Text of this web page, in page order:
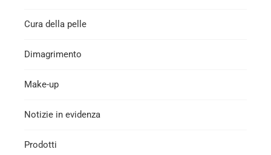
Cura della pelle
Dimagrimento
Make-up
Notizie in evidenza
Prodotti